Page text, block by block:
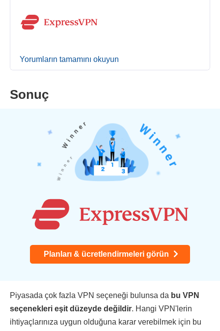
Yorumların tamamını okuyun
Sonuç
Planları & ücretlendirmeleri görün
Piyasada çok fazla VPN seçeneği bulunsa da bu VPN
seçenekleri eşit düzeyde değildir. Hangi VPN'lerin
ihtiyaçlarınıza uygun olduğuna karar verebilmek için bu